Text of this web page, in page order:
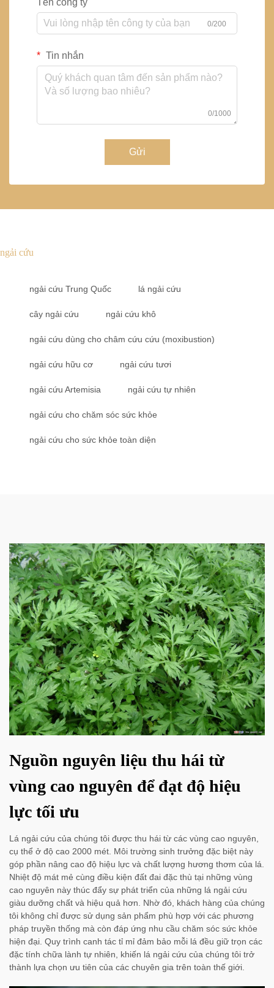
0/200
Tin nhắn
0/1000
Gửi
ngải cứu
ngải cứu Trung Quốc lá ngải cứu
cây ngải cứu ngải cứu khô
ngải cứu dùng cho châm cứu cứu (moxibustion)
ngải cứu hữu cơ ngải cứu tươi
ngải cứu Artemisia ngải cứu tự nhiên
ngải cứu cho chăm sóc sức khỏe
ngải cứu cho sức khỏe toàn diện
Nguồn nguyên liệu thu hái từ
vùng cao nguyên để đạt độ hiệu
lực tối ưu
Lá ngải cứu của chúng tôi được thu hái từ các vùng cao nguyên,
cụ thể ở độ cao 2000 mét. Môi trường sinh trưởng đặc biệt này
góp phần nâng cao độ hiệu lực và chất lượng hương thơm của lá.
Nhiệt độ mát mẻ cùng điều kiện đất đai đặc thù tại những vùng
cao nguyên này thúc đẩy sự phát triển của những lá ngải cứu
giàu dưỡng chất và hiệu quả hơn. Nhờ đó, khách hàng của chúng
tôi không chỉ được sử dụng sản phẩm phù hợp với các phương
pháp truyền thống mà còn đáp ứng nhu cầu chăm sóc sức khỏe
hiện đại. Quy trình canh tác tỉ mỉ đảm bảo mỗi lá đều giữ trọn các
đặc tính chữa lành tự nhiên, khiến lá ngải cứu của chúng tôi trở
thành lựa chọn ưu tiên của các chuyên gia trên toàn thế giới.